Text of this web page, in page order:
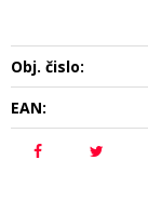
Obj. čislo:
EAN: